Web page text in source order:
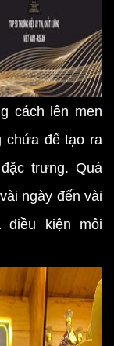
cách lên men
chứa để tạo ra
trưng. Quá
ngày đến vài
kiện môi